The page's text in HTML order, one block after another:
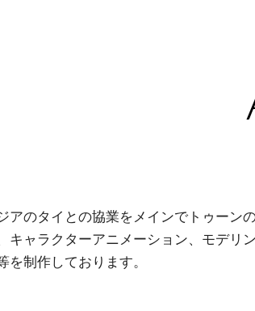
アのタイとの協業をメインでトゥーン
キャラクターアニメーション、モデリ
を制作しております。